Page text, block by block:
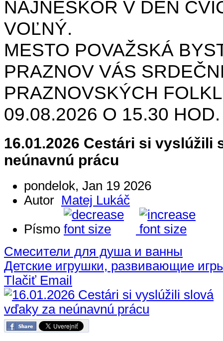
NAJNESKÔR V DEŇ
VOĽNÝ.
MESTO POVAŽSKÁ
PRAZNOV VÁS
PRAZNOVSKÝCH
09.08.2026 O 15.30
16.01.2026 Cestári si vyslúžili
neúnavnú prácu
pondelok, Jan 19 2026
Autor Matej Lukáč
Písmo
Смесители для душа и ванны
Детские игрушки, развивающие
Tlačiť Email